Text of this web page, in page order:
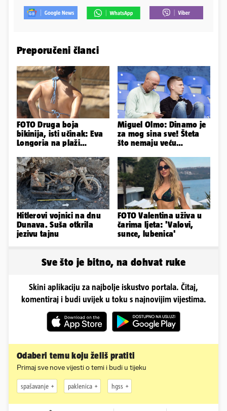
Preporučeni članci
FOTO Druga boja
bikinija, isti učinak: Eva
Longoria na plaži
obline
Miguel Olmo: Dinamo je
za mog sina sve! Šteta
što nemaju veću
ligi...
Hitlerovi vojnici na dnu
Dunava. Suša otkrila
jezivu tajnu
FOTO Valentina uživa u
čarima ljeta: 'Valovi,
sunce, lubenica'
Sve što je bitno, na dohvat ruke
Skini aplikaciju za najbolje iskustvo portala. Čitaj,
komentiraj i budi uvijek u toku s najnovijim vijestima.
Odaberi temu koju želiš pratiti
Primaj sve nove vijesti o temi i budi u tijeku
spašavanje paklenica hgss